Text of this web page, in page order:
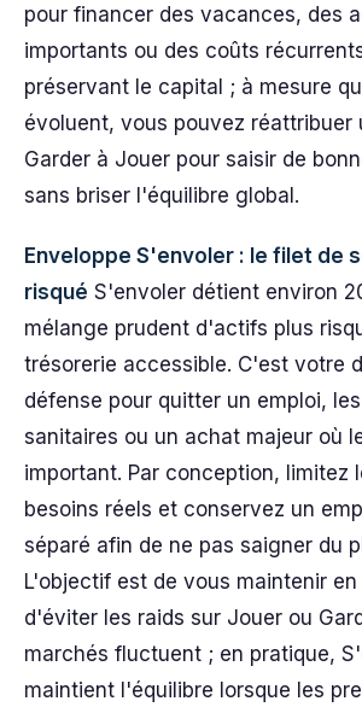
pour financer des vacances, des
importants ou des coûts
préservant le capital ; à mesure
évoluent, vous pouvez réattribuer
Garder à Jouer pour saisir de
sans briser l'équilibre global.
Enveloppe S'envoler : le filet de
risqué S'envoler détient environ
mélange prudent d'actifs plus
trésorerie accessible. C'est votre
défense pour quitter un emploi,
sanitaires ou un achat majeur où
important. Par conception, limitez
besoins réels et conservez un
séparé afin de ne pas saigner du
L'objectif est de vous maintenir
d'éviter les raids sur Jouer ou
marchés fluctuent ; en pratique,
maintient l'équilibre lorsque les